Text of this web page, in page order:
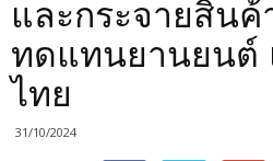
และกระจายสินค้
ทดแทนยานยนต์
ไทย
31/10/2024